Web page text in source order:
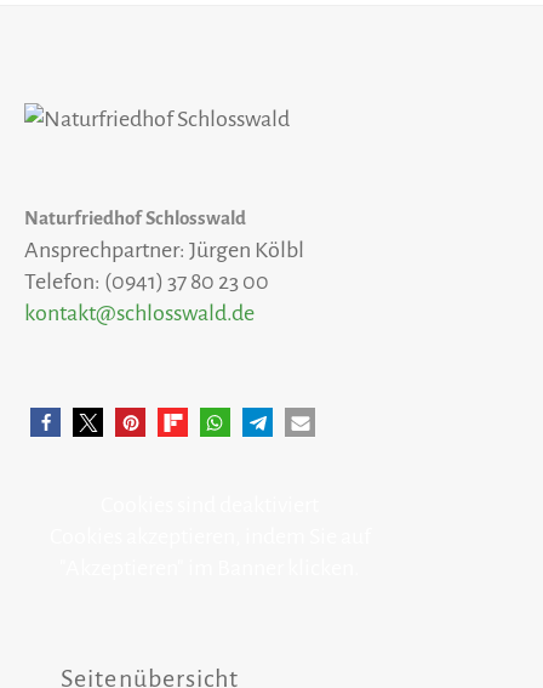
Naturfriedhof Schlosswald
Ansprechpartner: Jürgen Kölbl
Telefon: (0941) 37 80 23 00
kontakt@schlosswald.de
Seitenübersicht